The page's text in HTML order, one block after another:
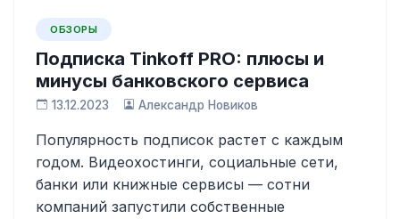
ОБЗОРЫ
Подписка Tinkoff PRO: плюсы и
минусы банковского сервиса
13.12.2023 Александр Новиков
Популярность подписок растет с каждым
годом. Видеохостинги, социальные сети,
банки или книжные сервисы — сотни
компаний запустили собственные